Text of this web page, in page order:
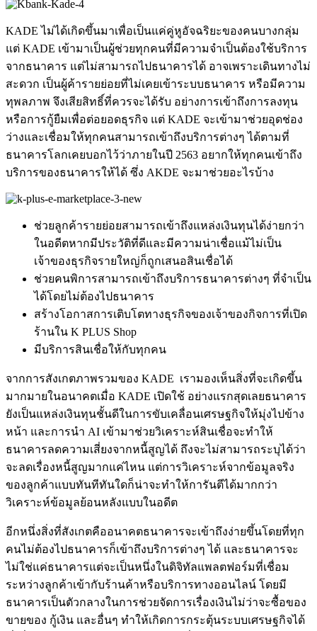
KADE ไม่ได้เกิดขึ้นมาเพื่อเป็นแค่คู่หูอัจฉริยะของคนบางกลุ่ม
แต่ KADE เข้ามาเป็นผู้ช่วยทุกคนที่มีความจำเป็นต้องใช้บริการ
จากธนาคาร แต่ไม่สามารถไปธนาคารได้ อาจเพราะเดินทางไม่
สะดวก เป็นผู้ค้ารายย่อยที่ไม่เคยเข้าระบบธนาคาร หรือมีความ
ทุพลภาพ จึงเสียสิทธิ์ที่ควรจะได้รับ อย่างการเข้าถึงการลงทุน
หรือการกู้ยืมเพื่อต่อยอดธุรกิจ แต่ KADE จะเข้ามาช่วยอุดช่อง
ว่างและเชื่อมให้ทุกคนสามารถเข้าถึงบริการต่างๆ ได้ตามที่
ธนาคารโลกเคยบอกไว้ว่าภายในปี 2563 อยากให้ทุกคนเข้าถึง
บริการของธนาคารให้ได้ ซึ่ง AKDE จะมาช่วยอะไรบ้าง
ช่วยลูกค้ารายย่อยสามารถเข้าถึงแหล่งเงินทุนได้ง่ายกว่า
ในอดีตหากมีประวัติที่ดีและมีความน่าเชื่อแม้ไม่เป็น
เจ้าของธุรกิจรายใหญ่ก็ถูกเสนอสินเชื่อได้
ช่วยคนพิการสามารถเข้าถึงบริการธนาคารต่างๆ ที่จำเป็น
ได้โดยไม่ต้องไปธนาคาร
สร้างโอกาสการเติบโตทางธุรกิจของเจ้าของกิจการที่เปิด
ร้านใน K PLUS Shop
มีบริการสินเชื่อให้กับทุกคน
จากการสังเกตภาพรวมของ KADE เรามองเห็นสิ่งที่จะเกิดขึ้น
มากมายในอนาคตเมื่อ KADE เปิดใช้ อย่างแรกสุดเลยธนาคาร
ยังเป็นแหล่งเงินทุนชั้นดีในการขับเคลื่อนเศรษฐกิจให้มุ่งไปข้าง
หน้า และการนำ AI เข้ามาช่วยวิเคราะห์สินเชื่อจะทำให้
ธนาคารลดความเสี่ยงจากหนี้สูญได้ ถึงจะไม่สามารถระบุได้ว่า
จะลดเรื่องหนี้สูญมากแค่ไหน แต่การวิเคราะห์จากข้อมูลจริง
ของลูกค้าแบบทันทีทันใดก็น่าจะทำให้การันตีได้มากกว่า
วิเคราะห์ข้อมูลย้อนหลังแบบในอดีต
อีกหนึ่งสิ่งที่สังเกตคืออนาคตธนาคารจะเข้าถึงง่ายขึ้นโดยที่ทุก
คนไม่ต้องไปธนาคารก็เข้าถึงบริการต่างๆ ได้ และธนาคารจะ
ไม่ใช่แค่ธนาคารแต่จะเป็นหนึ่งในดิจิทัลแพลตฟอร์มที่เชื่อม
ระหว่างลูกค้าเข้ากับร้านค้าหรือบริการทางออนไลน์ โดยมี
ธนาคารเป็นตัวกลางในการช่วยจัดการเรื่องเงินไม่ว่าจะซื้อของ
ขายของ กู้เงิน และอื่นๆ ทำให้เกิดการกระตุ้นระบบเศรษฐกิจได้